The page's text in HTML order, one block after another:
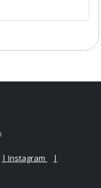
| Instagram
|